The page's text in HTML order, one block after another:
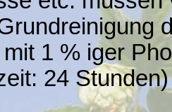
1 % iger
24 Stunden)